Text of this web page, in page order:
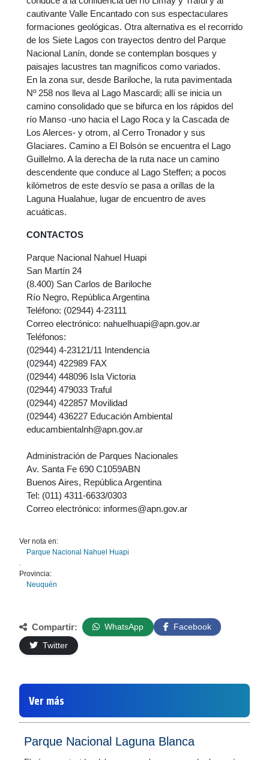
cautivante Valle Encantado con sus espectaculares
formaciones geológicas. Otra alternativa es el recorrido
de los Siete Lagos con trayectos dentro del Parque
Nacional Lanín, donde se contemplan bosques y
paisajes lacustres tan magníficos como variados.
En la zona sur, desde Bariloche, la ruta pavimentada
Nº 258 nos lleva al Lago Mascardi; allí se inicia un
camino consolidado que se bifurca en los rápidos del
río Manso -uno hacia el Lago Roca y la Cascada de
Los Alerces- y otrom, al Cerro Tronador y sus
Glaciares. Camino a El Bolsón se encuentra el Lago
Guillelmo. A la derecha de la ruta nace un camino
descendente que conduce al Lago Steffen; a pocos
kilómetros de este desvío se pasa a orillas de la
Laguna Hualahue, lugar de encuentro de aves
acuáticas.
CONTACTOS
Parque Nacional Nahuel Huapi
San Martín 24
(8.400) San Carlos de Bariloche
Río Negro, República Argentina
Teléfono: (02944) 4-23111
Correo electrónico: nahuelhuapi@apn.gov.ar
Teléfonos:
(02944) 4-23121/11 Intendencia
(02944) 422989 FAX
(02944) 448096 Isla Victoria
(02944) 479033 Traful
(02944) 422857 Movilidad
(02944) 436227 Educación Ambiental
educambientalnh@apn.gov.ar
Administración de Parques Nacionales
Av. Santa Fe 690 C1059ABN
Buenos Aires, República Argentina
Tel: (011) 4311-6633/0303
Correo electrónico: informes@apn.gov.ar
Ver nota en:
Parque Nacional Nahuel Huapi
.
Provincia:
Neuquén
Compartir: WhatsApp
Facebook
Twitter
Ver más
Parque Nacional Laguna Blanca